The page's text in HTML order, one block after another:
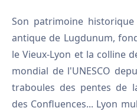
Son patrimoine
antique de Lugdunum,
le Vieux-Lyon et la colline
mondial de l'UNESCO
traboules des pentes de
des Confluences... Lyon